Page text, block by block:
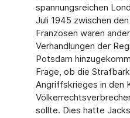
spannungsreichen
Juli 1945 zwischen
Franzosen waren
Verhandlungen der
Potsdam
Frage, ob die
Angriffskrieges in den
sollte. Dies hatte